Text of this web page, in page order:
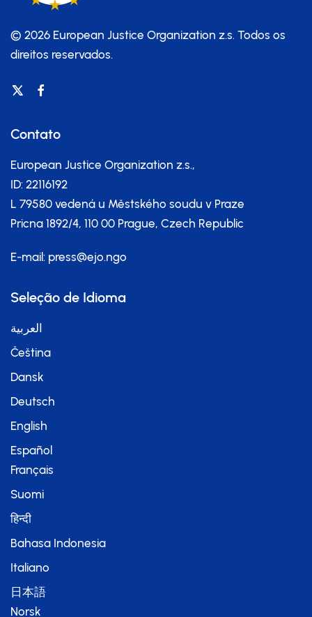
© 2026 European Justice Organization z.s. Todos os
direitos reservados.
Contato
European Justice Organization z.s.,
ID: 22116192
L 79580 vedená u Městského soudu v Praze
Pricna 1892/4, 110 00 Prague, Czech Republic
E-mail: press@ejo.ngo
Seleção de Idioma
العربية
Čeština
Dansk
Deutsch
English
Español
Français
Suomi
हिन्दी
Bahasa Indonesia
Italiano
日本語
Norsk